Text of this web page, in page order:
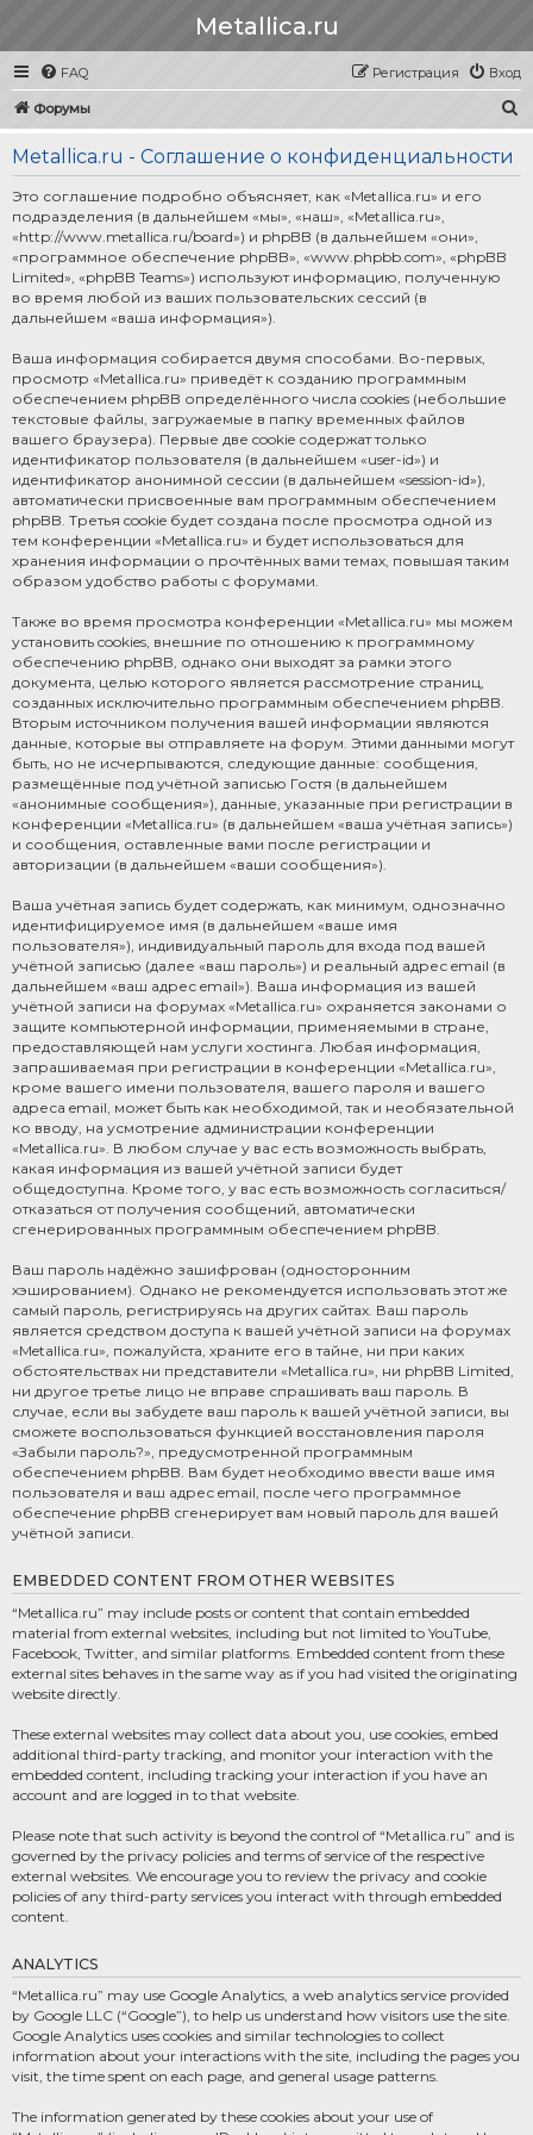
Metallica.ru
FAQ Вход
Регистрация
Форумы
Metallica.ru - Соглашение о конфиденциальности
Это соглашение подробно объясняет, как «Metallica.ru» и его
подразделения (в дальнейшем «мы», «наш», «Metallica.ru»,
«http://www.metallica.ru/board») и phpBB (в дальнейшем «они»,
«программное обеспечение phpBB», «www.phpbb.com», «phpBB
Limited», «phpBB Teams») используют информацию, полученную
во время любой из ваших пользовательских сессий (в
дальнейшем «ваша информация»).
Ваша информация собирается двумя способами. Во-первых,
просмотр «Metallica.ru» приведёт к созданию программным
обеспечением phpBB определённого числа cookies (небольшие
текстовые файлы, загружаемые в папку временных файлов
вашего браузера). Первые две cookie содержат только
идентификатор пользователя (в дальнейшем «user-id») и
идентификатор анонимной сессии (в дальнейшем «session-id»),
автоматически присвоенные вам программным обеспечением
phpBB. Третья cookie будет создана после просмотра одной из
тем конференции «Metallica.ru» и будет использоваться для
хранения информации о прочтённых вами темах, повышая таким
образом удобство работы с форумами.
Также во время просмотра конференции «Metallica.ru» мы можем
установить cookies, внешние по отношению к программному
обеспечению phpBB, однако они выходят за рамки этого
документа, целью которого является рассмотрение страниц,
созданных исключительно программным обеспечением phpBB.
Вторым источником получения вашей информации являются
данные, которые вы отправляете на форум. Этими данными могут
быть, но не исчерпываются, следующие данные: сообщения,
размещённые под учётной записью Гостя (в дальнейшем
«анонимные сообщения»), данные, указанные при регистрации в
конференции «Metallica.ru» (в дальнейшем «ваша учётная запись»)
и сообщения, оставленные вами после регистрации и
авторизации (в дальнейшем «ваши сообщения»).
Ваша учётная запись будет содержать, как минимум, однозначно
идентифицируемое имя (в дальнейшем «ваше имя
пользователя»), индивидуальный пароль для входа под вашей
учётной записью (далее «ваш пароль») и реальный адрес email (в
дальнейшем «ваш адрес email»). Ваша информация из вашей
учётной записи на форумах «Metallica.ru» охраняется законами о
защите компьютерной информации, применяемыми в стране,
предоставляющей нам услуги хостинга. Любая информация,
запрашиваемая при регистрации в конференции «Metallica.ru»,
кроме вашего имени пользователя, вашего пароля и вашего
адреса email, может быть как необходимой, так и необязательной
ко вводу, на усмотрение администрации конференции
«Metallica.ru». В любом случае у вас есть возможность выбрать,
какая информация из вашей учётной записи будет
общедоступна. Кроме того, у вас есть возможность согласиться/
отказаться от получения сообщений, автоматически
сгенерированных программным обеспечением phpBB.
Ваш пароль надёжно зашифрован (односторонним
хэшированием). Однако не рекомендуется использовать этот же
самый пароль, регистрируясь на других сайтах. Ваш пароль
является средством доступа к вашей учётной записи на форумах
«Metallica.ru», пожалуйста, храните его в тайне, ни при каких
обстоятельствах ни представители «Metallica.ru», ни phpBB Limited,
ни другое третье лицо не вправе спрашивать ваш пароль. В
случае, если вы забудете ваш пароль к вашей учётной записи, вы
сможете воспользоваться функцией восстановления пароля
«Забыли пароль?», предусмотренной программным
обеспечением phpBB. Вам будет необходимо ввести ваше имя
пользователя и ваш адрес email, после чего программное
обеспечение phpBB сгенерирует вам новый пароль для вашей
учётной записи.
EMBEDDED CONTENT FROM OTHER WEBSITES
“Metallica.ru” may include posts or content that contain embedded
material from external websites, including but not limited to YouTube,
Facebook, Twitter, and similar platforms. Embedded content from these
external sites behaves in the same way as if you had visited the originating
website directly.
These external websites may collect data about you, use cookies, embed
additional third-party tracking, and monitor your interaction with the
embedded content, including tracking your interaction if you have an
account and are logged in to that website.
Please note that such activity is beyond the control of “Metallica.ru” and is
governed by the privacy policies and terms of service of the respective
external websites. We encourage you to review the privacy and cookie
policies of any third-party services you interact with through embedded
content.
ANALYTICS
“Metallica.ru” may use Google Analytics, a web analytics service provided
by Google LLC (“Google”), to help us understand how visitors use the site.
Google Analytics uses cookies and similar technologies to collect
information about your interactions with the site, including the pages you
visit, the time spent on each page, and general usage patterns.
The information generated by these cookies about your use of